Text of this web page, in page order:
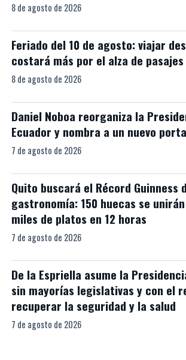
8 de agosto de 2026
Feriado del 10 de agosto: viajar
costará más por el alza de pasajes
8 de agosto de 2026
Daniel Noboa reorganiza la
Ecuador y nombra a un nuevo
7 de agosto de 2026
Quito buscará el Récord Guinness
gastronomía: 150 huecas se
miles de platos en 12 horas
7 de agosto de 2026
De la Espriella asume la
sin mayorías legislativas y con el
recuperar la seguridad y la salud
7 de agosto de 2026